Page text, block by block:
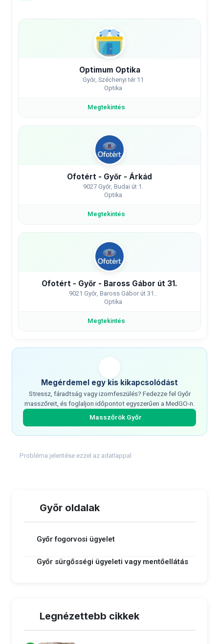
Optimum Optika
Győr, Széchenyi tér 11
Optika
Megtekintés
Ofotért - Győr - Árkád
9027 Győr, Budai út 1.
Optika
Megtekintés
Ofotért - Győr - Baross Gábor út 31.
9021 Győr, Baross Gábor út 31..
Optika
Megtekintés
Megérdemel egy kis kikapcsolódást
Stressz, fáradtság vagy izomfeszülés? Fedezze fel Győr
masszőreit, és foglaljon időpontot egyszerűen a MedGO-n.
Masszőrök Győr
Probléma jelentése ezzel az adatlappal
Győr oldalak
Győr fogorvosi ügyelet
Győr sürgősségi ügyeleti vagy mentőellátás
Legnézettebb cikkek